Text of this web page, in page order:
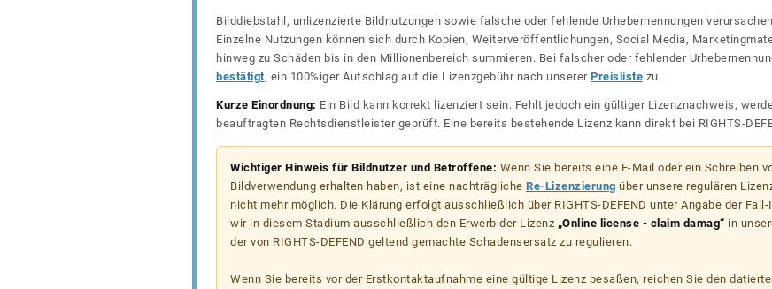
Bilddiebstahl, unlizenzierte Bildnutzungen sowie falsche oder fehlende Urhebernennungen
Einzelne Nutzungen können sich durch Kopien, Weiterveröffentlichungen, Social Media,
hinweg zu Schäden bis in den Millionenbereich summieren. Bei falscher oder fehlender
bestätigt, ein 100%iger Aufschlag auf die Lizenzgebühr nach unserer Preisliste zu.
Kurze Einordnung: Ein Bild kann korrekt lizenziert sein. Fehlt jedoch ein gültiger Lizenznachweis,
beauftragten Rechtsdienstleister geprüft. Eine bereits bestehende Lizenz kann direkt bei RIGHTS-
Wichtiger Hinweis für Bildnutzer und Betroffene: Wenn Sie bereits eine E-Mail oder ein Schreiben
Bildverwendung erhalten haben, ist eine nachträgliche Re-Lizenzierung über unsere regulären
nicht mehr möglich. Die Klärung erfolgt ausschließlich über RIGHTS-DEFEND unter Angabe der
wir in diesem Stadium ausschließlich den Erwerb der Lizenz „Online license - claim damag“ in
der von RIGHTS-DEFEND geltend gemachte Schadensersatz zu regulieren.
Wenn Sie bereits vor der Erstkontaktaufnahme eine gültige Lizenz besaßen, reichen Sie den